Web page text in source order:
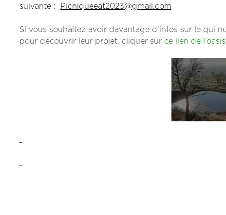
suivante : Picniqueeat2023@gmail.com
Si vous souhaitez avoir davantage d’infos sur le qui
pour découvrir leur projet, cliquer sur ce lien de